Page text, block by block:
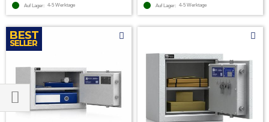
Einkaufen
Auf Lager: 4-5 Werktage Auf Lager: 4-5 Werktage
Einkaufen